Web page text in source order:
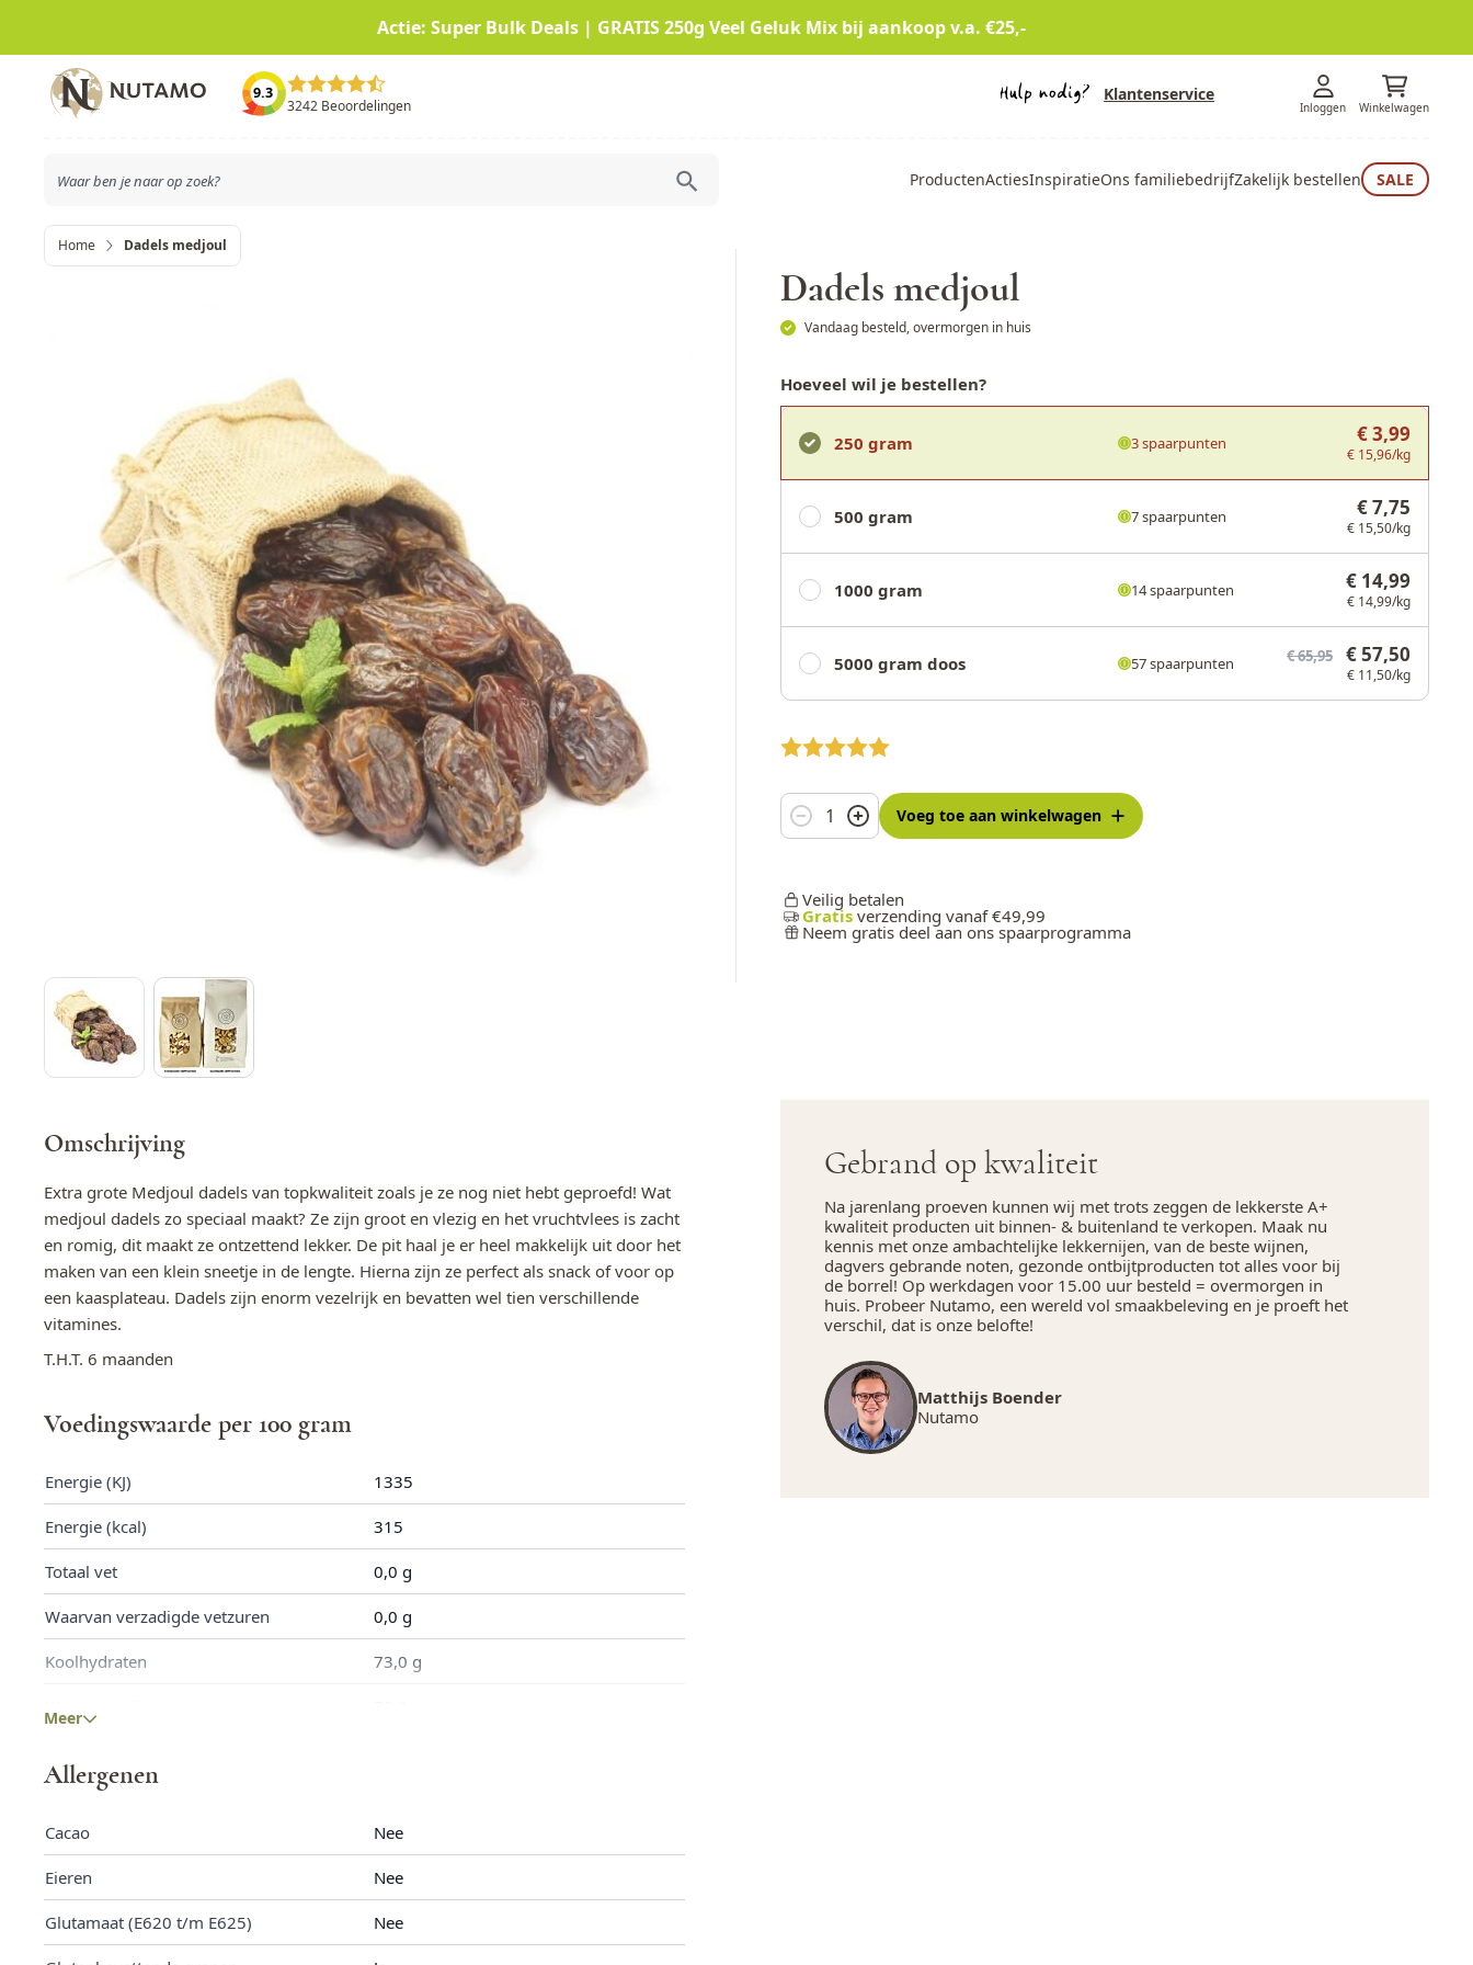
Actie: Super Bulk Deals | GRATIS 250g Veel Geluk Mix bij aankoop v.a. €25,-
Ga naar de inhoud
9.3
3242 Beoordelingen
Klantenservice
Inloggen Winkelwagen
ProductenActiesInspiratieOns familiebedrijfZakelijk bestellen SALE
Home Dadels medjoul
Dadels medjoul
Vandaag besteld, overmorgen in huis
Hoeveel wil je bestellen?
250 gram 3 spaarpunten € 3,99
€ 15,96/kg
500 gram 7 spaarpunten € 7,75
€ 15,50/kg
1000 gram 14 spaarpunten € 14,99
€ 14,99/kg
5000 gram doos 57 spaarpunten € 65,95 € 57,50
€ 11,50/kg
Aantal Voeg toeaan winkelwagen
Veilig betalen
Gratis verzending vanaf €49,99
Neem gratis deel aan ons spaarprogramma
Omschrijving
Extra grote Medjoul dadels van topkwaliteit zoals je ze nog niet hebt geproefd! Wat
medjoul dadels zo speciaal maakt? Ze zijn groot en vlezig en het vruchtvlees is zacht
en romig, dit maakt ze ontzettend lekker. De pit haal je er heel makkelijk uit door het
maken van een klein sneetje in de lengte. Hierna zijn ze perfect als snack of voor op
een kaasplateau. Dadels zijn enorm vezelrijk en bevatten wel tien verschillende
vitamines.
T.H.T. 6 maanden
Voedingswaarde per 100 gram
Energie (KJ) 1335
Energie (kcal) 315
Totaal vet 0,0 g
Waarvan verzadigde vetzuren 0,0 g
Koolhydraten 73,0 g
Calcium 64,0 mg
Vezels 6,7 g
IJzer 0,9 mg
Meer
Allergenen
Cacao Nee
Eieren Nee
Glutamaat (E620 t/m E625) Nee
Gebrand op kwaliteit
Na jarenlang proeven kunnen wij met trots zeggen de lekkerste A+
kwaliteit producten uit binnen- & buitenland te verkopen. Maak nu
kennis met onze ambachtelijke lekkernijen, van de beste wijnen,
dagvers gebrande noten, gezonde ontbijtproducten tot alles voor bij
de borrel! Op werkdagen voor 15.00 uur besteld = overmorgen in
huis. Probeer Nutamo, een wereld vol smaakbeleving en je proeft het
verschil, dat is onze belofte!
Matthijs Boender
Nutamo